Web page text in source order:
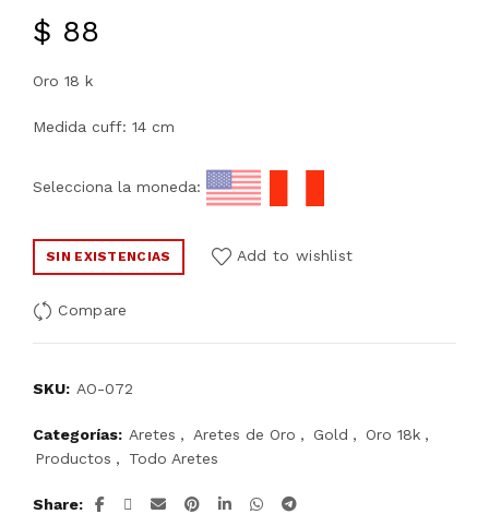
$ 88
Oro 18 k
Medida cuff: 14 cm
Selecciona la moneda:
SIN EXISTENCIAS Add to wishlist
Compare
SKU: AO-072
Categorías: Aretes , Aretes de Oro , Gold , Oro 18k ,
Productos , Todo Aretes
Share